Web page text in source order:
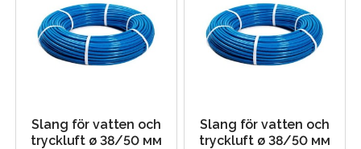
Slang för vatten och
tryckluft ø 38/50 мм
Slang för vatten och
tryckluft ø 38/50 мм